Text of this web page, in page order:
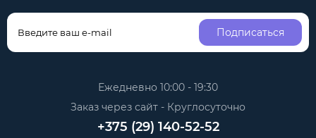
Подписаться
Ежедневно 10:00 - 19:30
Заказ через сайт - Круглосуточно
+375 (29) 140-52-52